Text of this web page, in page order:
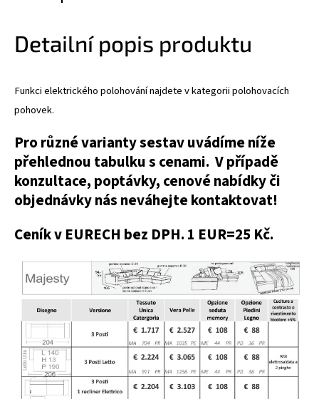
Detailní popis produktu
Funkci elektrického polohování najdete v kategorii polohovacích
pohovek.
Pro různé varianty sestav uvádíme níže
přehlednou tabulku s cenami. V případě
konzultace, poptávky, cenové nabídky či
objednávky nás neváhejte kontaktovat!
Ceník v EURECH bez DPH. 1 EUR=25 Kč.